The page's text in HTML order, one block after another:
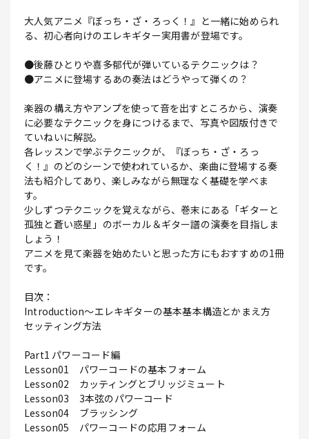
大人気アニメ『ぼっち・ざ・ろっく！』と一緒に始められ
る、初心者向けのエレキギター実用書が登場です。
●後藤ひとりや喜多郁代が弾いているテクニックは？
●アニメに登場するあの奏法はどうやって弾くの？
楽器の構え方やアンプを使って音を出すところから、演奏
に必要なテクニックを身につけるまで、写真や図版付きで
ていねいに解説。
各レッスンで学ぶテクニックが、『ぼっち・ざ・ろっ
く！』のどのシーンで使われているか、楽曲に登場する奏
法も紹介してあり、楽しみながら無理なく基礎を学べま
す。
少しずつテクニックを覚えながら、巻末にある「ギターと
孤独と蒼い惑星」のボーカル＆ギター譜の演奏を目指しま
しょう！
アニメを見て楽器を始めたいと思った方にもおすすめの1冊
です。
目次：
Introduction～エレキギターの基本基本構造とかまえ方
セッティング方法
Part1 パワーコード編
Lesson01 パワーコードの基本フォーム
Lesson02 カッティングとブリッジミュート
Lesson03 3本弦のパワーコード
Lesson04 ブラッシング
Lesson05 パワーコードの応用フォーム